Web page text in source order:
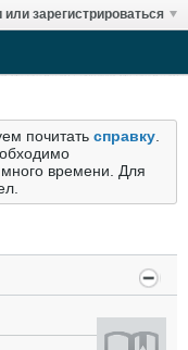
или зарегистрироваться
почитать справку
времени. Для